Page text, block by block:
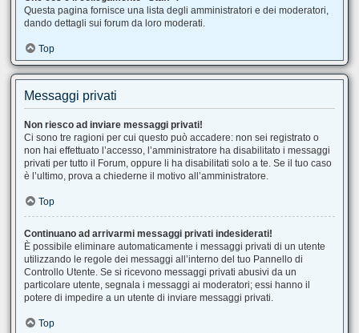
Questa pagina fornisce una lista degli amministratori e dei moderatori,
dando dettagli sui forum da loro moderati.
Top
Messaggi privati
Non riesco ad inviare messaggi privati!
Ci sono tre ragioni per cui questo può accadere: non sei registrato o
non hai effettuato l’accesso, l’amministratore ha disabilitato i messaggi
privati per tutto il Forum, oppure li ha disabilitati solo a te. Se il tuo caso
è l’ultimo, prova a chiederne il motivo all’amministratore.
Top
Continuano ad arrivarmi messaggi privati indesiderati!
È possibile eliminare automaticamente i messaggi privati ​​di un utente
utilizzando le regole dei messaggi all’interno del tuo Pannello di
Controllo Utente. Se si ricevono messaggi privati ​​abusivi da un
particolare utente, segnala i messaggi ai moderatori; essi hanno il
potere di impedire a un utente di inviare messaggi privati​​.
Top